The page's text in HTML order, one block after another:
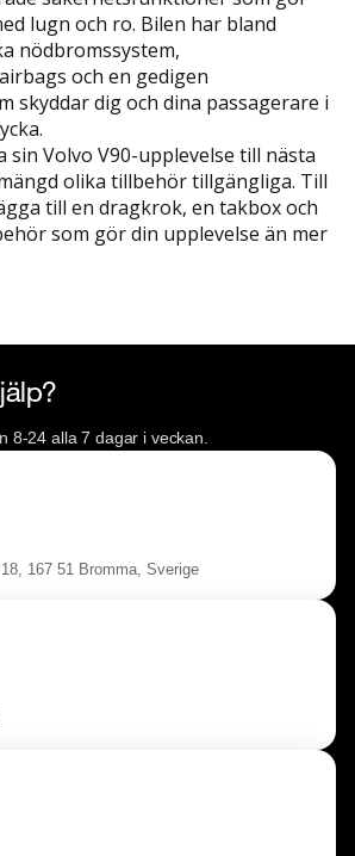
lugn och ro. Bilen har bland
nödbromssystem,
och en gedigen
skyddar dig och dina passagerare i
sin Volvo V90-upplevelse till nästa
olika tillbehör tillgängliga. Till
till en dragkrok, en takbox och
som gör din upplevelse än mer
8-24 alla 7 dagar i veckan.
167 51 Bromma, Sverige